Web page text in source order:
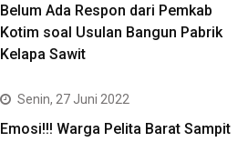
Belum Ada Respon dari Pemkab
Kotim soal Usulan Bangun Pabrik
Kelapa Sawit
Senin, 27 Juni 2022
Emosi!!! Warga Pelita Barat Sampit